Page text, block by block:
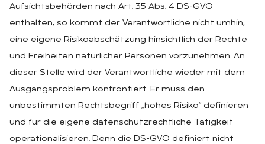
Aufsichtsbehörden nach Art. 35 Abs. 4 DS-GVO
enthalten, so kommt der Verantwortliche nicht umhin,
eine eigene Risikoabschätzung hinsichtlich der Rechte
und Freiheiten natürlicher Personen vorzunehmen. An
dieser Stelle wird der Verantwortliche wieder mit dem
Ausgangsproblem konfrontiert. Er muss den
unbestimmten Rechtsbegriff „hohes Risiko“ definieren
und für die eigene datenschutzrechtliche Tätigkeit
operationalisieren. Denn die DS-GVO definiert nicht